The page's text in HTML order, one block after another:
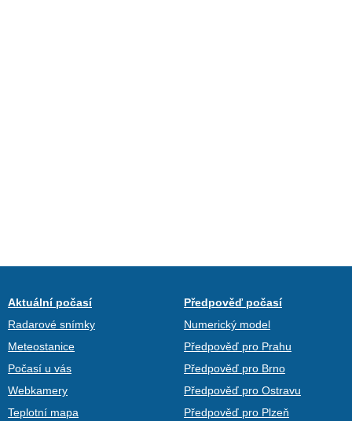
Aktuální počasí
Radarové snímky
Meteostanice
Počasí u vás
Webkamery
Teplotní mapa
Předpověď počasí
Numerický model
Předpověď pro Prahu
Předpověď pro Brno
Předpověď pro Ostravu
Předpověď pro Plzeň